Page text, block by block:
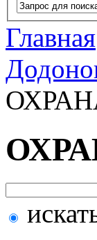
Главная